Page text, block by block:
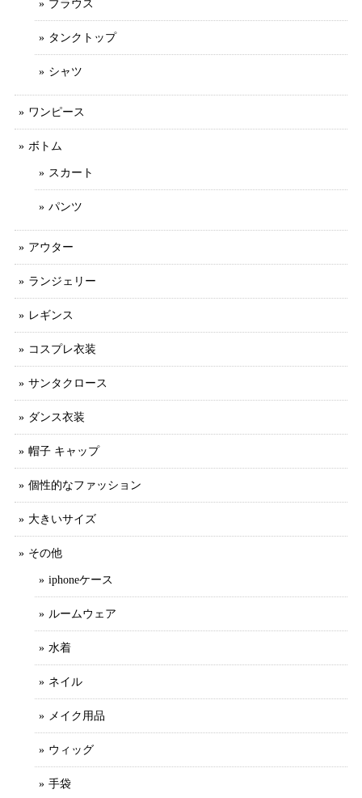
ブラウス
タンクトップ
シャツ
ワンピース
ボトム
スカート
パンツ
アウター
ランジェリー
レギンス
コスプレ衣装
サンタクロース
ダンス衣装
帽子 キャップ
個性的なファッション
大きいサイズ
その他
iphoneケース
ルームウェア
水着
ネイル
メイク用品
ウィッグ
手袋